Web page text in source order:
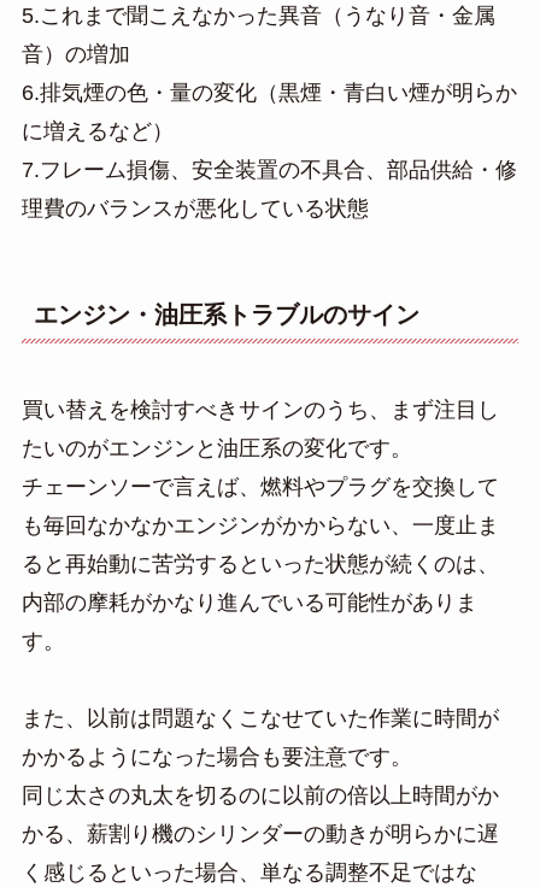
5.これまで聞こえなかった異音（うなり音・金属
音）の増加
6.排気煙の色・量の変化（黒煙・青白い煙が明らか
に増えるなど）
7.フレーム損傷、安全装置の不具合、部品供給・修
理費のバランスが悪化している状態
エンジン・油圧系トラブルのサイン
買い替えを検討すべきサインのうち、まず注目し
たいのがエンジンと油圧系の変化です。
チェーンソーで言えば、燃料やプラグを交換して
も毎回なかなかエンジンがかからない、一度止ま
ると再始動に苦労するといった状態が続くのは、
内部の摩耗がかなり進んでいる可能性がありま
す。
また、以前は問題なくこなせていた作業に時間が
かかるようになった場合も要注意です。
同じ太さの丸太を切るのに以前の倍以上時間がか
かる、薪割り機のシリンダーの動きが明らかに遅
く感じるといった場合、単なる調整不足ではな